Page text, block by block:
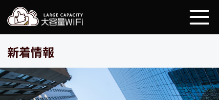
新着情報